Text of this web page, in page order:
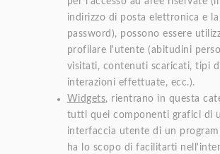
indirizzo di posta elettronica e la
password), possono essere
profilare l'utente (abitudini
visitati, contenuti scaricati, tipi
interazioni effettuate, ecc.).
Widgets, rientrano in questa
tutti quei componenti grafici di
interfaccia utente di un
ha lo scopo di facilitarti